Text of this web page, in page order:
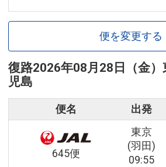
便を変更する
復路2026年08月28日（金）
児島
便名 出発
645便
東京
(羽田)
09:55